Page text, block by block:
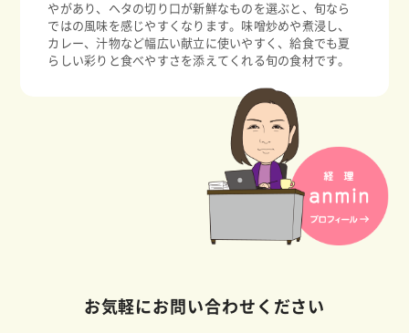
やがあり、ヘタの切り口が新鮮なものを選ぶと、旬なら
ではの風味を感じやすくなります。味噌炒めや煮浸し、
カレー、汁物など幅広い献立に使いやすく、給食でも夏
らしい彩りと食べやすさを添えてくれる旬の食材です。
お気軽にお問い合わせください